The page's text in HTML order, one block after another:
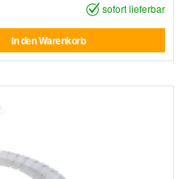
sofort lieferbar
In den Warenkorb